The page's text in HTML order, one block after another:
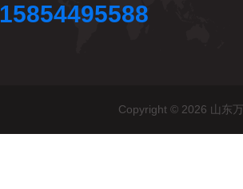
15854495588
Copyright © 2026 山东